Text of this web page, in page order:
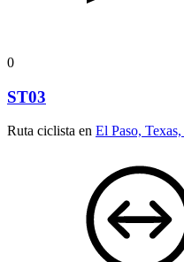
0
ST03
Ruta ciclista en El Paso,